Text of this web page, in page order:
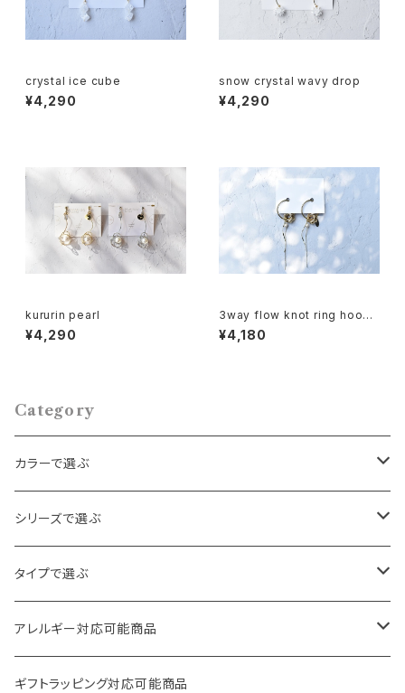
crystal ice cube
¥4,290
snow crystal wavy drop
¥4,290
kururin pearl
¥4,290
3way flow knot ring hoop
(チタン不可)
¥4,180
Category
カラーで選ぶ
ゴールド
シルバー
クリア
その他
シリーズで選ぶ
パール・ビーズ
天然石・スワロフスキー
フラワー・ハート
タイプで選ぶ
ロング
ボリューム
アレルギー対応可能商品
ピアス
ギフトラッピング対応可能商品